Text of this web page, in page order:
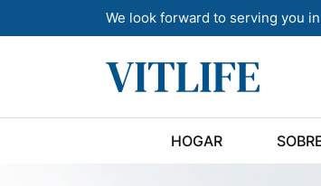
We look forward to serving you
HOGAR